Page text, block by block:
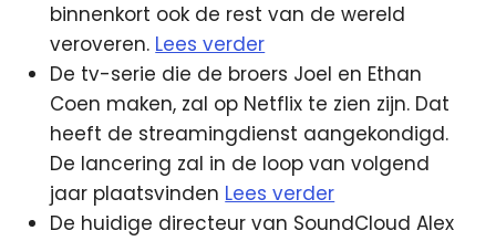
binnenkort ook de rest van de wereld
veroveren. Lees verder
De tv-serie die de broers Joel en Ethan
Coen maken, zal op Netflix te zien zijn. Dat
heeft de streamingdienst aangekondigd.
De lancering zal in de loop van volgend
jaar plaatsvinden Lees verder
De huidige directeur van SoundCloud Alex